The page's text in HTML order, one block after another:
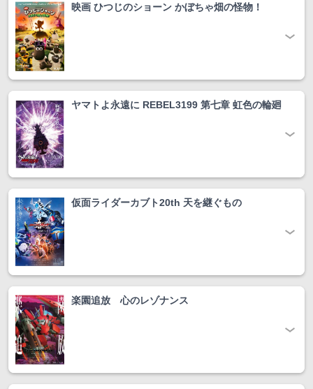
映画 ひつじのショーン かぼちゃ畑の怪物！
ヤマトよ永遠に REBEL3199 第七章 虹色の輪廻
仮面ライダーカブト20th 天を継ぐもの
楽園追放 心のレゾナンス